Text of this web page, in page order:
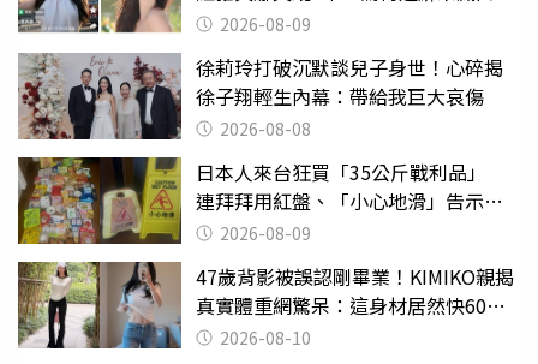
2026-08-09
徐莉玲打破沉默談兒子身世！心碎揭
徐子翔輕生內幕：帶給我巨大哀傷
2026-08-08
日本人來台狂買「35公斤戰利品」
連拜拜用紅盤、「小心地滑」告示牌
也帶回家
2026-08-09
47歲背影被誤認剛畢業！KIMIKO親揭
真實體重網驚呆：這身材居然快60公
斤？2026-08-10